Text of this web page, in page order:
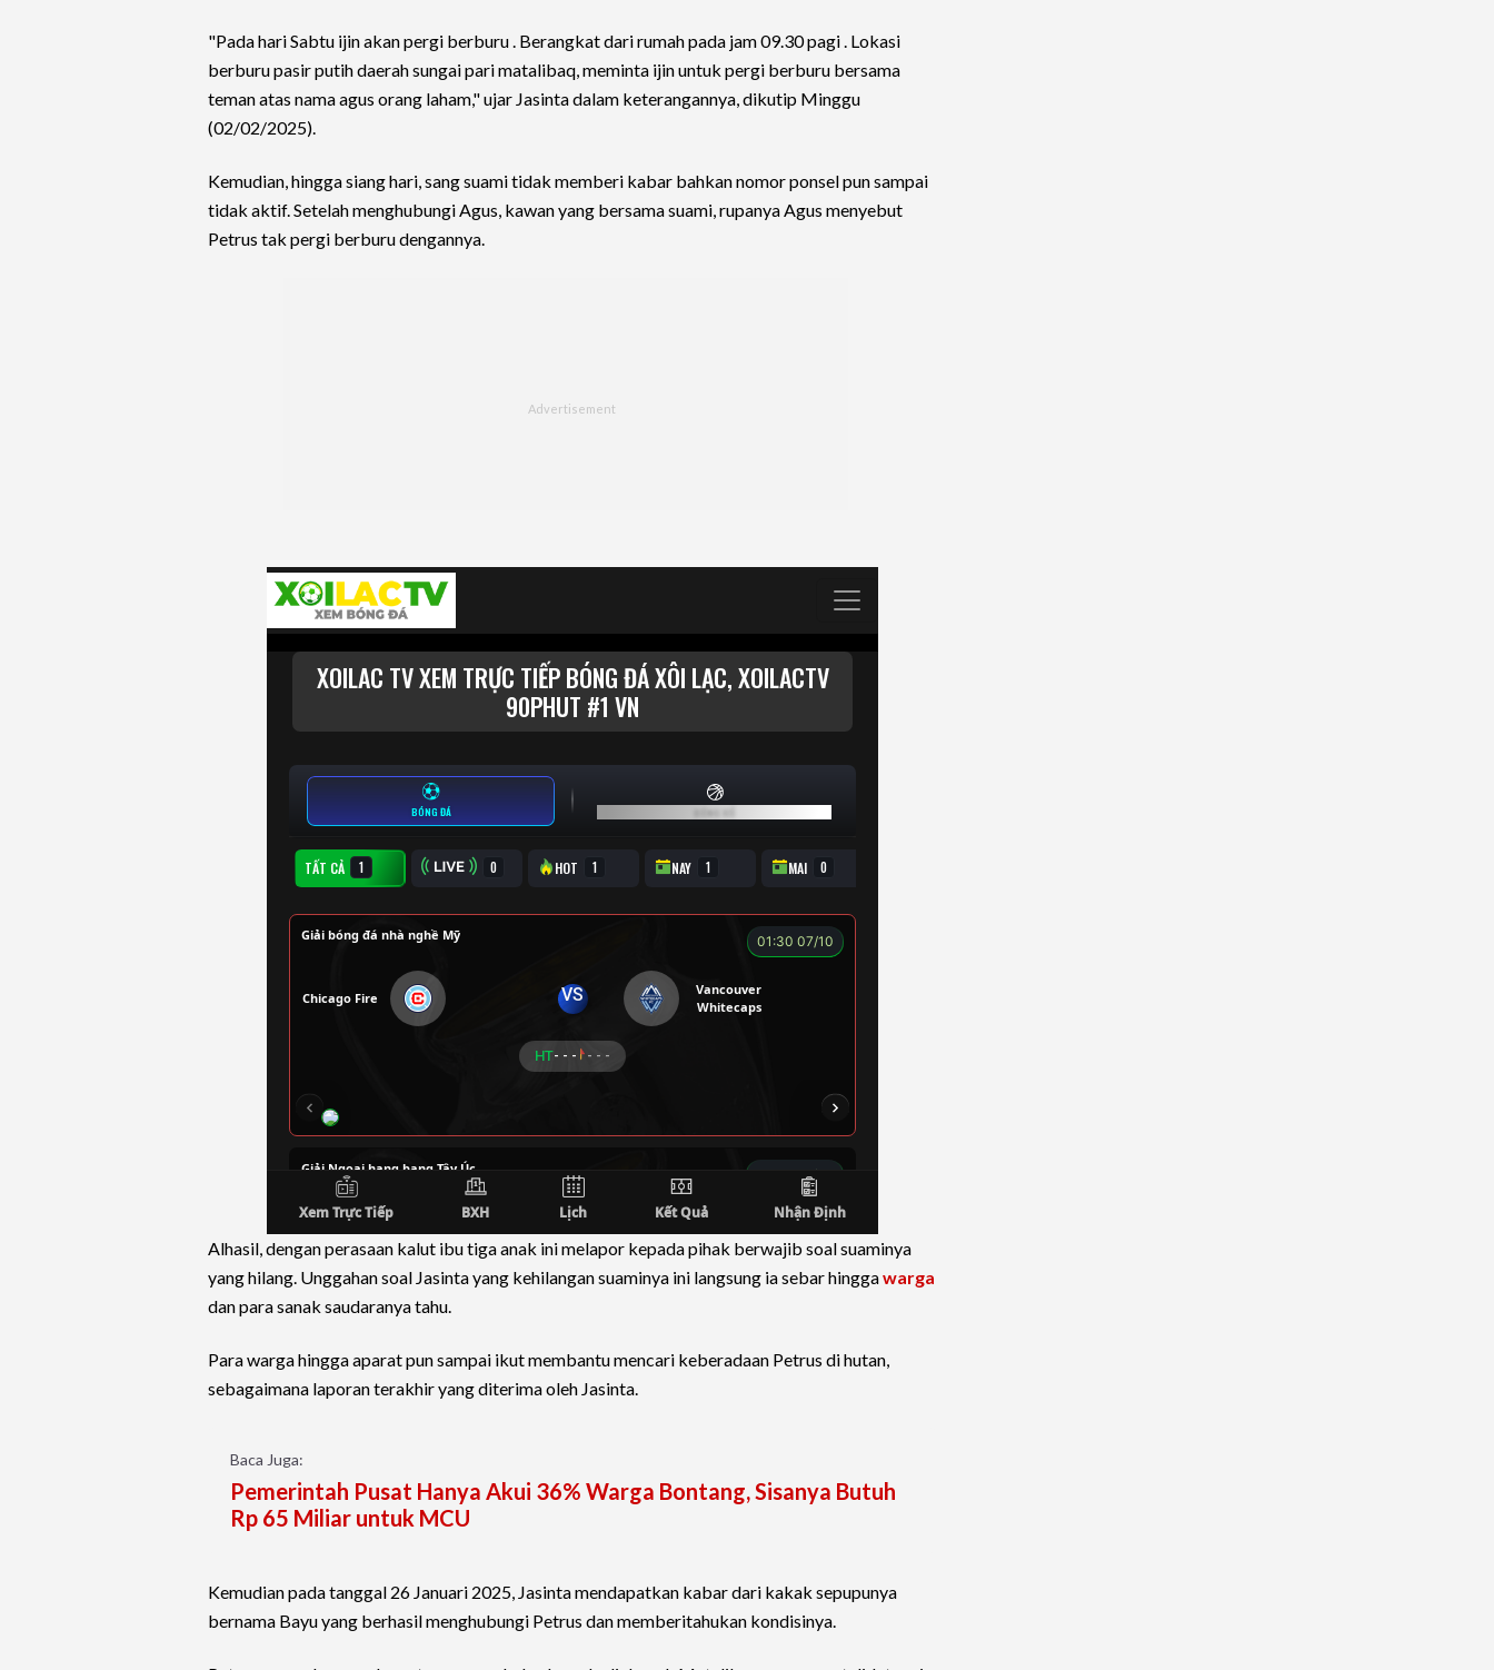
"Pada hari Sabtu ijin akan pergi berburu . Berangkat dari rumah pada jam 09.30 pagi . Lokasi
berburu pasir putih daerah sungai pari matalibaq, meminta ijin untuk pergi berburu bersama
teman atas nama agus orang laham," ujar Jasinta dalam keterangannya, dikutip Minggu
(02/02/2025).
Kemudian, hingga siang hari, sang suami tidak memberi kabar bahkan nomor ponsel pun sampai
tidak aktif. Setelah menghubungi Agus, kawan yang bersama suami, rupanya Agus menyebut
Petrus tak pergi berburu dengannya.
Alhasil, dengan perasaan kalut ibu tiga anak ini melapor kepada pihak berwajib soal suaminya
yang hilang. Unggahan soal Jasinta yang kehilangan suaminya ini langsung ia sebar hinggawarga
dan para sanak saudaranya tahu.
Para warga hingga aparat pun sampai ikut membantu mencari keberadaan Petrus di hutan,
sebagaimana laporan terakhir yang diterima oleh Jasinta.
Baca Juga:
Pemerintah Pusat Hanya Akui 36% Warga Bontang, Sisanya Butuh
Rp 65 Miliar untuk MCU
Kemudian pada tanggal 26 Januari 2025, Jasinta mendapatkan kabar dari kakak sepupunya
bernama Bayu yang berhasil menghubungi Petrus dan memberitahukan kondisinya.